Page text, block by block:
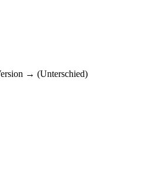
→ (Unterschied)